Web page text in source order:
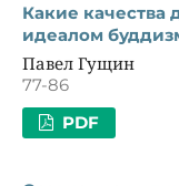
Какие качества
идеалом
Павел Гущин
77-86
PDF